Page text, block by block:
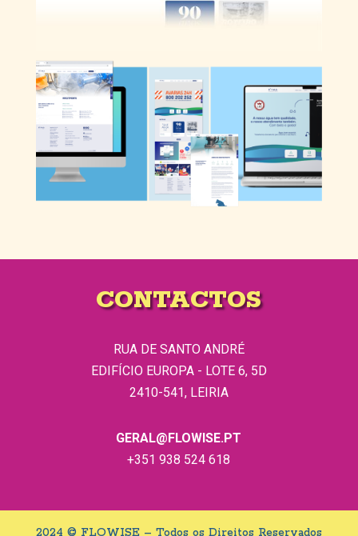
CONTACTOS
RUA DE SANTO ANDRÉ
EDIFÍCIO EUROPA - LOTE 6, 5D
2410-541, LEIRIA
GERAL@FLOWISE.PT
+351 938 524 618
2024 © FLOWISE – Todos os Direitos Reservados